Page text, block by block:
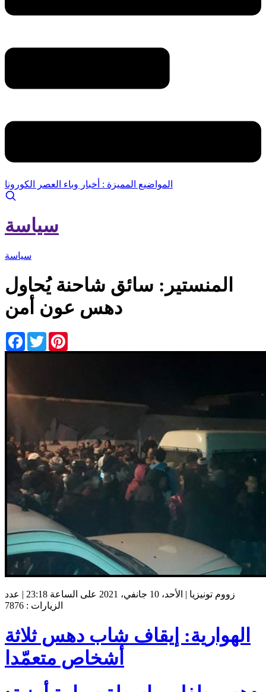
المواضيع المميزة : أخبار وباء العصر الكورونا
سياسة
سياسة
المنستير: سائق شاحنة يُحاول
دهس عون أمن
Facebook
Twitter
زووم تونيزيا | الأحد، 10 جانفي، 2021 على الساعة 23:18 | عدد
الزيارات : 7876
الهوارية: إيقاف شاب دهس ثلاثة
أشخاص متعمّدا